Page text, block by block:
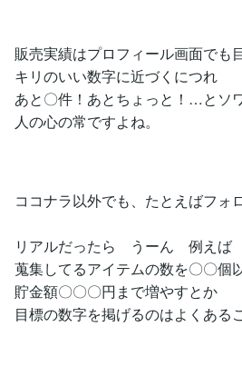
販売実績はプロフィール画面でも
キリのいい数字に近づくにつれ
あと〇件！あとちょっと！…とソ
人の心の常ですよね。
ココナラ以外でも、たとえばフォ
リアルだったら うーん 例えば
蒐集してるアイテムの数を〇〇個
貯金額〇〇〇円まで増やすとか
目標の数字を掲げるのはよくある